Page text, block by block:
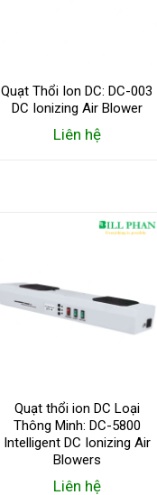
Quạt Thổi Ion DC: DC-003
DC Ionizing Air Blower
Liên hệ
Quạt thổi ion DC Loại
Thông Minh: DC-5800
Intelligent DC Ionizing Air
Blowers
Liên hệ